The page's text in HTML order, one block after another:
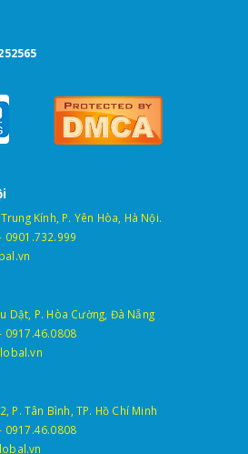
Kính, P. Yên Hòa, Hà Nội.
0901.732.999
Dật, P. Hòa Cường, Đà Nẵng
0917.46.0808
P. Tân Bình, TP. Hồ Chí Minh
0917.46.0808